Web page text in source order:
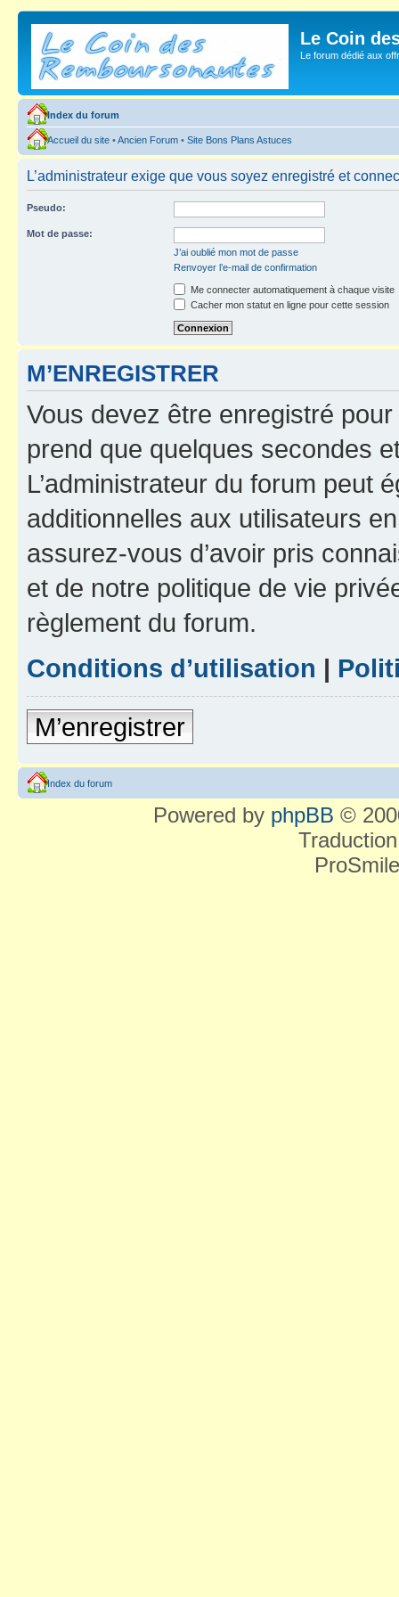
Le Coin
Le forum dédié aux
Index du forum
Accueil du site •Ancien Forum • Site Bons Plans Astuces
L’administrateur exige que vous soyez enregistré et
Pseudo:
Mot de passe:
J’ai oublié mon mot de passe
Renvoyer l’e-mail de confirmation
Me connecter automatiquement à chaque visite
Cacher mon statut en ligne pour cette session
M’ENREGISTRER
Vous devez être enregistré
prend que quelques secondes
L’administrateur du forum peut
additionnelles aux utilisateurs
assurez-vous d’avoir pris
et de notre politique de vie
règlement du forum.
Conditions d’utilisation |
M’enregistrer
Index du forum
Powered by phpBB ©